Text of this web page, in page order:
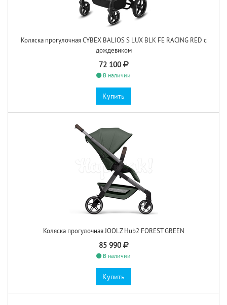
Коляска прогулочная CYBEX BALIOS S LUX BLK FE RACING RED с
дождевиком
72 100
В наличии
Купить
Коляска прогулочная JOOLZ Hub2 FOREST GREEN
85 990
В наличии
Купить